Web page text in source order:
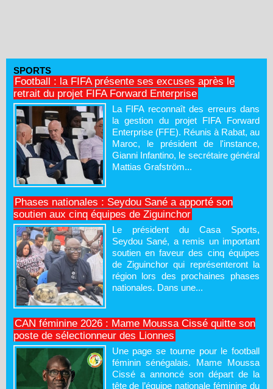
SPORTS
Football : la FIFA présente ses excuses après le
retrait du projet FIFA Forward Enterprise
La FIFA reconnaît des erreurs dans
la gestion du projet FIFA Forward
Enterprise (FFE). Réunis à Rabat, au
Maroc, le président de l'instance,
Gianni Infantino, le secrétaire général
Mattias Grafström...
Phases nationales : Seydou Sané a apporté son
soutien aux cinq équipes de Ziguinchor
Le président du Casa Sports,
Seydou Sané, a remis un important
soutien en faveur des cinq équipes
de Ziguinchor qui représenteront la
région lors des prochaines phases
nationales. Dans une...
CAN féminine 2026 : Mame Moussa Cissé quitte son
poste de sélectionneur des Lionnes
Une page se tourne pour le football
féminin sénégalais. Mame Moussa
Cissé a annoncé son départ de la
tête de l’équipe nationale féminine du